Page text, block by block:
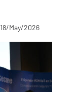
18/May/2026